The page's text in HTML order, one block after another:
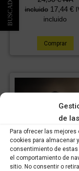
de
Para ofrecer las
cookies para almacenar
consentimiento de
el comportamiento de
sitio. No consentir o
precio
original
39,80 €.
precio
actual
24,90
incluido 17,44 €
incluido
Comprar